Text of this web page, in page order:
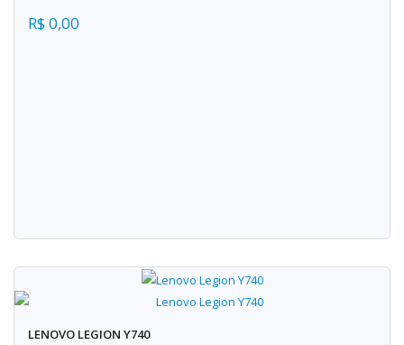
R$ 0,00
LENOVO LEGION Y740